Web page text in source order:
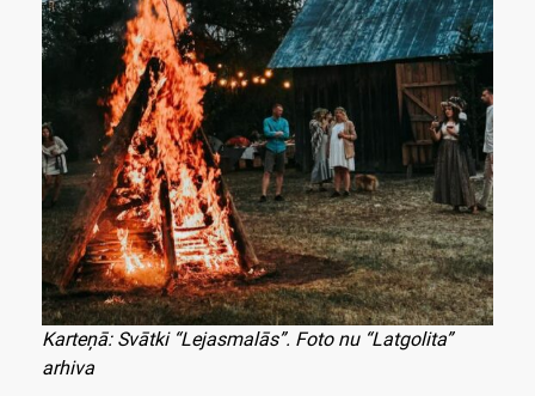
Karteņā: Svātki “Lejasmalās”. Foto nu “Latgolita”
arhiva